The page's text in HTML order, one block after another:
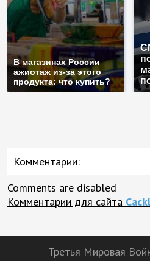
В магазинах России
ажиотаж из-за этого
продукта: что купить?
Комментарии:
Comments are disabled
Комментарии для сайта Cackl
Третья Мировая